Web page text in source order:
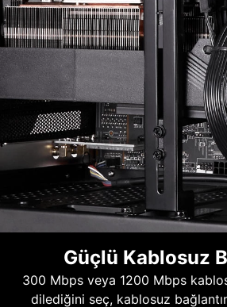
Güçlü Kablosuz
300 Mbps veya 1200 Mbps
dilediğini seç, kablosuz